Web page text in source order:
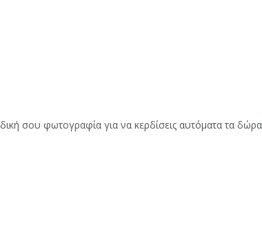
σου φωτογραφία για να κερδίσεις αυτόματα τα